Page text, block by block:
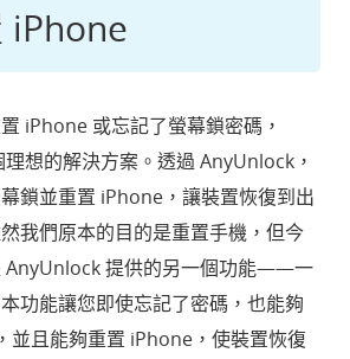
iPhone
iPhone 或忘記了螢幕鎖密碼，
理想的解決方案。透過 AnyUnlock，
鎖並重置 iPhone，讓裝置恢復到出
我們原本的目的是重置手機，但今
AnyUnlock 提供的另一個功能——一
功能讓您即使忘記了密碼，也能夠
並且能夠重置 iPhone，使裝置恢復